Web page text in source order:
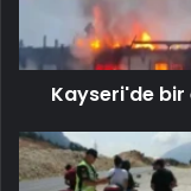
Kayseri'de bir